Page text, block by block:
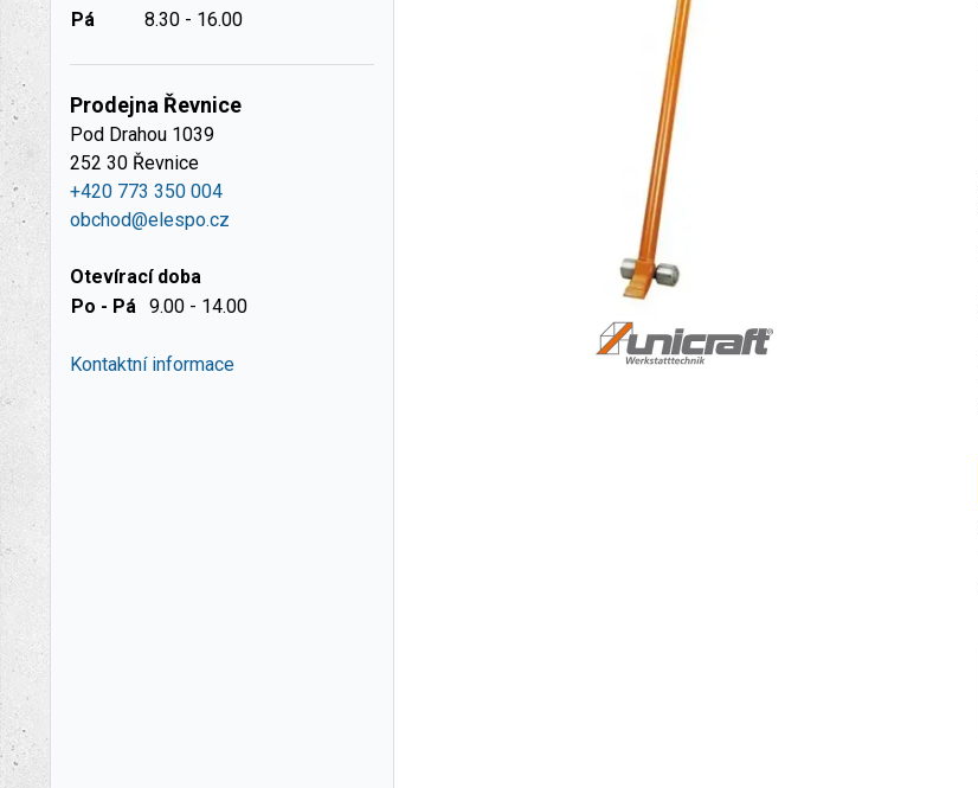
Pá
8.30 - 16.00
Prodejna Řevnice
Pod Drahou 1039
252 30 Řevnice
+420 773 350 004
obchod@elespo.cz
Otevírací doba
Po - Pá 9.00 - 14.00
Kontaktní informace